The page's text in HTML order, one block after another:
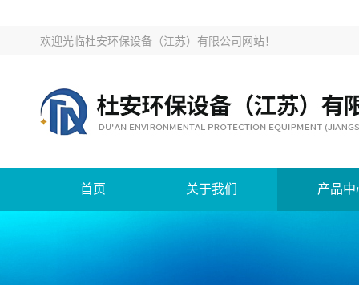
欢迎光临杜安环保设备（江苏）有限公司网站！
首页 关于我们 产品中